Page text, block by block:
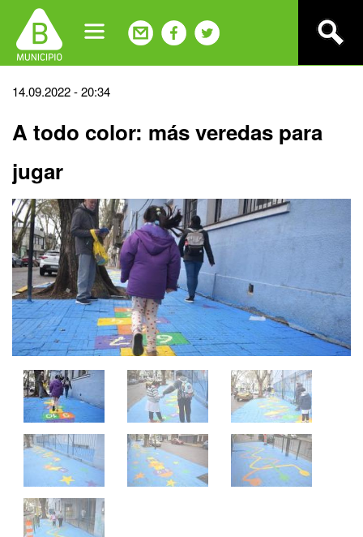
navigation
Back
top
14.09.2022 - 20:34
A todo color: más veredas para
jugar